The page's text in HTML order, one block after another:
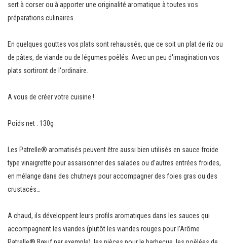
sert à corser ou à apporter une originalité aromatique à toutes vos
préparations culinaires.
En quelques gouttes vos plats sont rehaussés, que ce soit un plat de riz ou
de pâtes, de viande ou de légumes poêlés. Avec un peu d'imagination vos
plats sortiront de l'ordinaire.
A vous de créer votre cuisine !
Poids net : 130g
Les Patrelle® aromatisés peuvent être aussi bien utilisés en sauce froide
type vinaigrette pour assaisonner des salades ou d’autres entrées froides,
en mélange dans des chutneys pour accompagner des foies gras ou des
crustacés…
A chaud, ils développent leurs profils aromatiques dans les sauces qui
accompagnent les viandes (plutôt les viandes rouges pour l’Arôme